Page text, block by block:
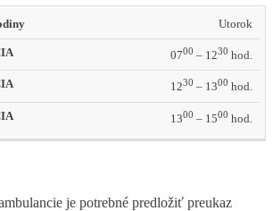
AMBULANCIA Utorok
0700 – 1230 hod.
1230 – 1300 hod.
1300 – 1500 hod.
je potrebné predložiť preukaz